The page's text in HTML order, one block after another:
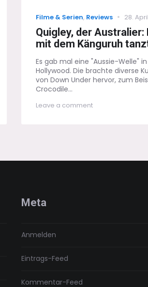
Categories
Filme & Serien, Reviews
Posted
on
28.
Quigley, der Australier:
mit dem Känguruh
Es gab mal eine "Aussie-Welle" in
Hollywood. Die brachte diverse
von Down Under hervor, zum
Crocodile...
Leave a commenton
Meta
Anmelden
Eintrags-Feed
Kommentar-Feed